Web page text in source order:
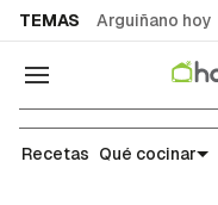
TEMAS Arguiñano hoy
Navegación
Recetas
Recetas Qué cocinar